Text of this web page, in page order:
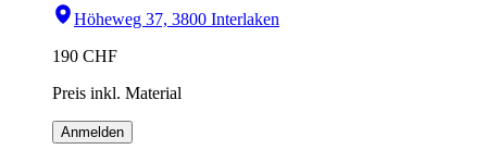
Höheweg 37, 3800 Interlaken
190 CHF
Preis inkl. Material
Anmelden